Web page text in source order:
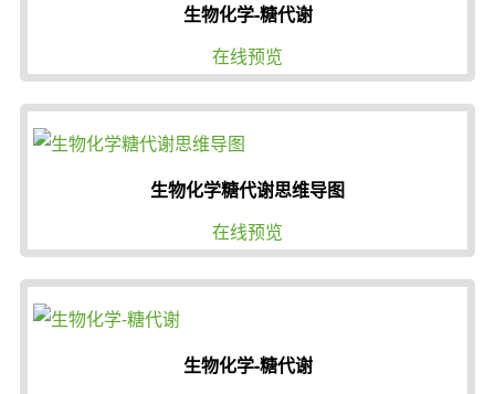
生物化学-糖代谢
在线预览
生物化学糖代谢思维导图
在线预览
生物化学-糖代谢